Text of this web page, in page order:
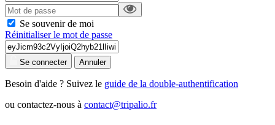
Se souvenir de moi
Réinitialiser le mot de passe
Se connecter Annuler
Besoin d'aide ? Suivez le guide de la double-authentification
ou contactez-nous à contact@tripalio.fr